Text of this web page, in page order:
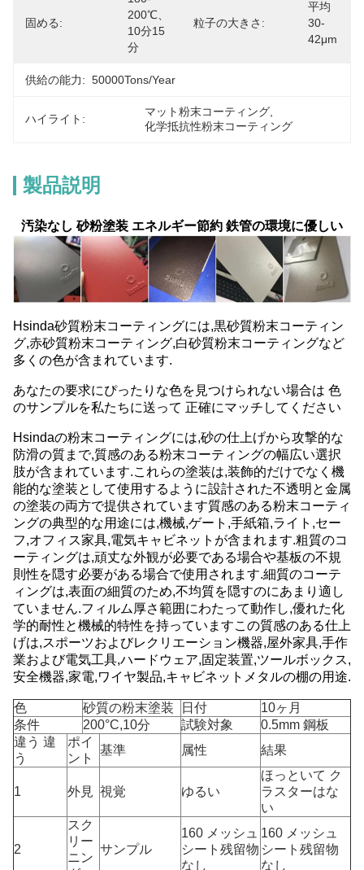
固める:
200℃、
10分15
分
粒子の大きさ:
平均
30-
42μm
供給の能力: 50000Tons/Year
ハイライト:
マット粉末コーティング
化学抵抗性粉末コーティング
製品説明
汚染なし 砂粉塗装 エネルギー節約 鉄管の環境に優しい
Hsinda砂質粉末コーティングには,黒砂質粉末コーティン
グ,赤砂質粉末コーティング,白砂質粉末コーティングなど
多くの色が含まれています.
あなたの要求にぴったりな色を見つけられない場合は 色
のサンプルを私たちに送って 正確にマッチしてください
Hsindaの粉末コーティングには,砂の仕上げから攻撃的な
防滑の質まで,質感のある粉末コーティングの幅広い選択
肢が含まれています.これらの塗装は,装飾的だけでなく機
能的な塗装として使用するように設計された不透明と金属
の塗装の両方で提供されています質感のある粉末コーティ
ングの典型的な用途には,機械,ゲート,手紙箱,ライト,セー
フ,オフィス家具,電気キャビネットが含まれます.粗質のコ
ーティングは,頑丈な外観が必要である場合や基板の不規
則性を隠す必要がある場合で使用されます.細質のコーテ
ィングは,表面の細質のため,不均質を隠すのにあまり適し
ていません.フィルム厚さ範囲にわたって動作し,優れた化
学的耐性と機械的特性を持っていますこの質感のある仕上
げは,スポーツおよびレクリエーション機器,屋外家具,手作
業および電気工具,ハードウェア,固定装置,ツールボックス,
安全機器,家電,ワイヤ製品,キャビネットメタルの棚の用途.
色 砂質の粉末塗装 日付
10ヶ月
条件
200°C,10分 試験対象
0.5mm 鋼板
違う 違
う
ポイ
ント
基準 属性 結果
1 外見 視覚 ゆるい
ほっといて ク
ラスターはな
い
2
スク
リー
ニン
サンプル
160 メッシュ
シート残留物
なし
160 メッシュ
シート残留物
なし